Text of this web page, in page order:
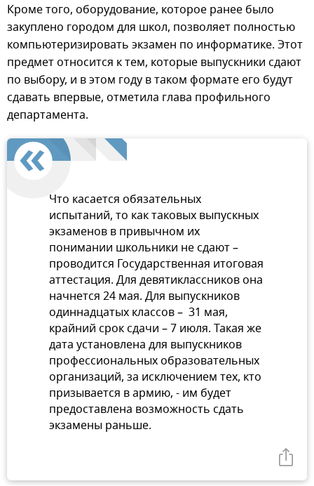
Кроме того, оборудование, которое ранее было
закуплено городом для школ, позволяет полностью
компьютеризировать экзамен по информатике. Этот
предмет относится к тем, которые выпускники сдают
по выбору, и в этом году в таком формате его будут
сдавать впервые, отметила глава профильного
департамента.
Что касается обязательных
испытаний, то как таковых выпускных
экзаменов в привычном их
понимании школьники не сдают –
проводится Государственная итоговая
аттестация. Для девятиклассников она
начнется 24 мая. Для выпускников
одиннадцатых классов – 31 мая,
крайний срок сдачи – 7 июля. Такая же
дата установлена для выпускников
профессиональных образовательных
организаций, за исключением тех, кто
призывается в армию, - им будет
предоставлена возможность сдать
экзамены раньше.